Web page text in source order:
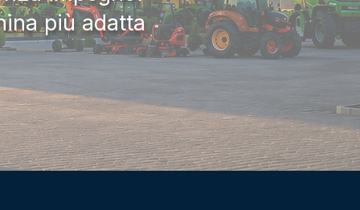
più adatta